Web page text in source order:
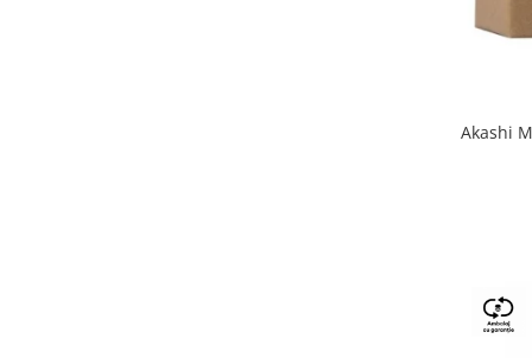
Akashi